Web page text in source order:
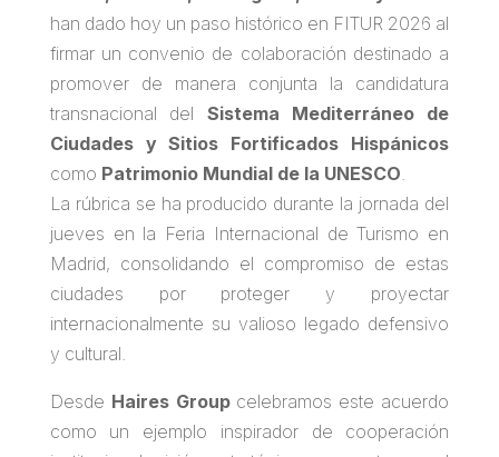
han dado hoy un paso histórico en FITUR 2026 al
firmar un convenio de colaboración destinado a
promover de manera conjunta la candidatura
transnacional del Sistema Mediterráneo de
Ciudades y Sitios Fortificados Hispánicos
como Patrimonio Mundial de la UNESCO.
La rúbrica se ha producido durante la jornada del
jueves en la Feria Internacional de Turismo en
Madrid, consolidando el compromiso de estas
ciudades por proteger y proyectar
internacionalmente su valioso legado defensivo
y cultural.
Desde Haires Groupcelebramos este acuerdo
como un ejemplo inspirador de cooperación